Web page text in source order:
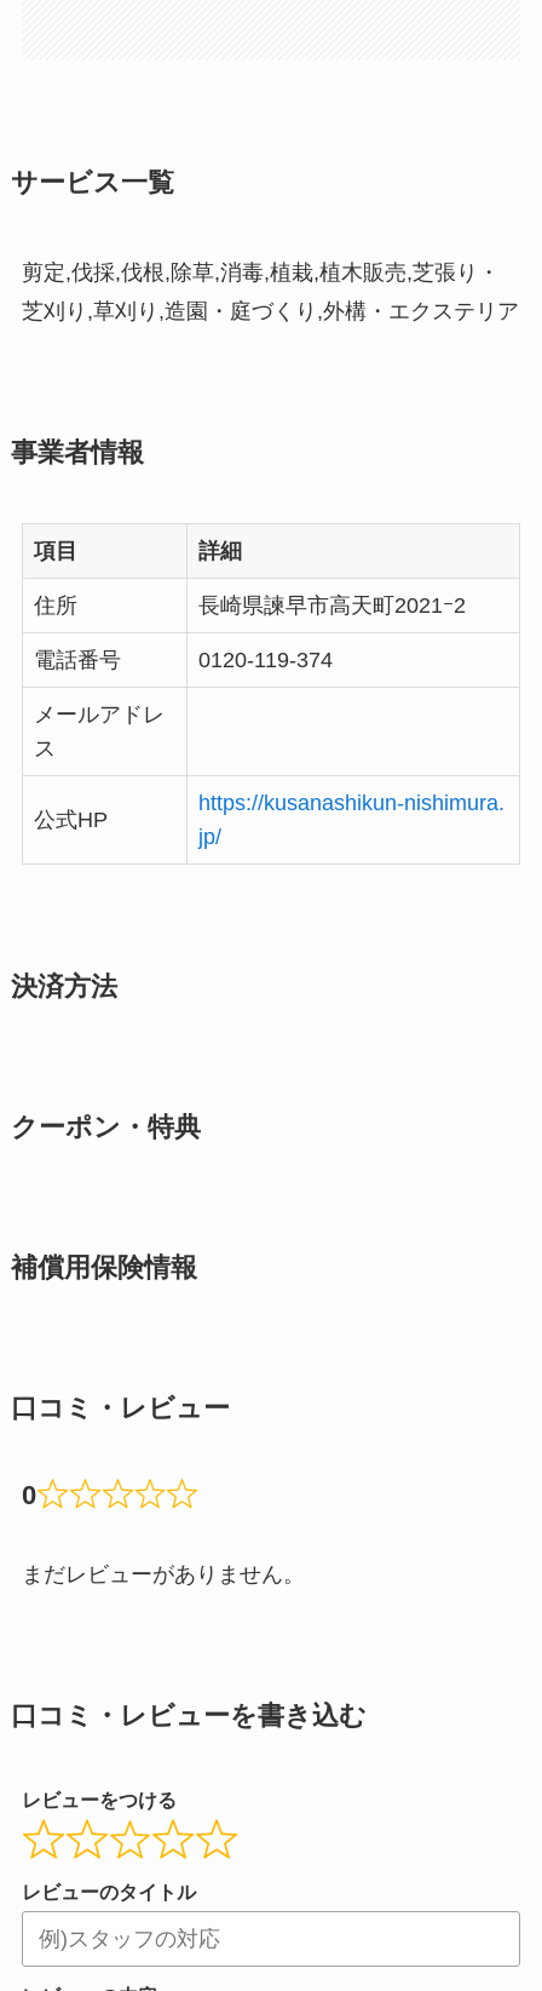
サービス一覧
剪定,伐採,伐根,除草,消毒,植栽,植木販売,芝張り・
芝刈り,草刈り,造園・庭づくり,外構・エクステリア
事業者情報
項目 詳細
住所 長崎県諫早市高天町2021ｰ2
電話番号 0120-119-374
メールアドレ
ス
公式HP
https://kusanashikun-nishimura.
jp/
決済方法
クーポン・特典
補償用保険情報
口コミ・レビュー
0
まだレビューがありません。
口コミ・レビューを書き込む
レビューをつける
レビューのタイトル